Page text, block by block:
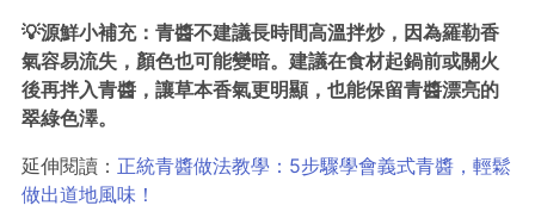
💡源鮮小補充：青醬不建議長時間高溫拌炒，因為羅勒香
氣容易流失，顏色也可能變暗。建議在食材起鍋前或關火
後再拌入青醬，讓草本香氣更明顯，也能保留青醬漂亮的
翠綠色澤。
延伸閱讀： 正統青醬做法教學：5步驟學會義式青醬，輕鬆
做出道地風味！